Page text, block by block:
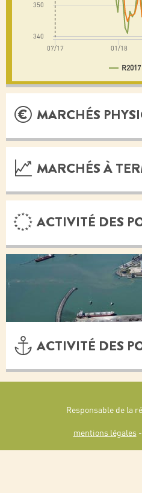
R2017
07/17 01/18
340
350
MARCHÉS
MARCHÉS À
ACTIVITÉ DES
ACTIVITÉ DES
Responsable de la
mentions légales -